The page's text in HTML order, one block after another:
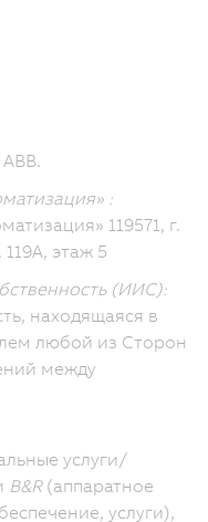
:
119571, г.
этаж 5
(ИИС):
находящаяся в
любой из Сторон
между
услуги/
B&R(аппаратное
услуги),